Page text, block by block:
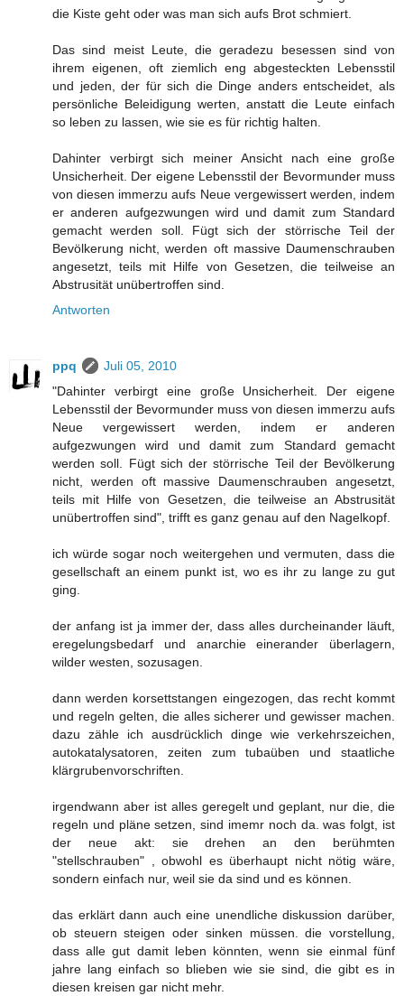
die Kiste geht oder was man sich aufs Brot schmiert.
Das sind meist Leute, die geradezu besessen sind von
ihrem eigenen, oft ziemlich eng abgesteckten Lebensstil
und jeden, der für sich die Dinge anders entscheidet, als
persönliche Beleidigung werten, anstatt die Leute einfach
so leben zu lassen, wie sie es für richtig halten.
Dahinter verbirgt sich meiner Ansicht nach eine große
Unsicherheit. Der eigene Lebensstil der Bevormunder muss
von diesen immerzu aufs Neue vergewissert werden, indem
er anderen aufgezwungen wird und damit zum Standard
gemacht werden soll. Fügt sich der störrische Teil der
Bevölkerung nicht, werden oft massive Daumenschrauben
angesetzt, teils mit Hilfe von Gesetzen, die teilweise an
Abstrusität unübertroffen sind.
Antworten
ppq
Juli 05, 2010
"Dahinter verbirgt eine große Unsicherheit. Der eigene
Lebensstil der Bevormunder muss von diesen immerzu aufs
Neue vergewissert werden, indem er anderen
aufgezwungen wird und damit zum Standard gemacht
werden soll. Fügt sich der störrische Teil der Bevölkerung
nicht, werden oft massive Daumenschrauben angesetzt,
teils mit Hilfe von Gesetzen, die teilweise an Abstrusität
unübertroffen sind", trifft es ganz genau auf den Nagelkopf.
ich würde sogar noch weitergehen und vermuten, dass die
gesellschaft an einem punkt ist, wo es ihr zu lange zu gut
ging.
der anfang ist ja immer der, dass alles durcheinander läuft,
eregelungsbedarf und anarchie einerander überlagern,
wilder westen, sozusagen.
dann werden korsettstangen eingezogen, das recht kommt
und regeln gelten, die alles sicherer und gewisser machen.
dazu zähle ich ausdrücklich dinge wie verkehrszeichen,
autokatalysatoren, zeiten zum tubaüben und staatliche
klärgrubenvorschriften.
irgendwann aber ist alles geregelt und geplant, nur die, die
regeln und pläne setzen, sind imemr noch da. was folgt, ist
der neue akt: sie drehen an den berühmten
"stellschrauben" , obwohl es überhaupt nicht nötig wäre,
sondern einfach nur, weil sie da sind und es können.
das erklärt dann auch eine unendliche diskussion darüber,
ob steuern steigen oder sinken müssen. die vorstellung,
dass alle gut damit leben könnten, wenn sie einmal fünf
jahre lang einfach so blieben wie sie sind, die gibt es in
diesen kreisen gar nicht mehr.